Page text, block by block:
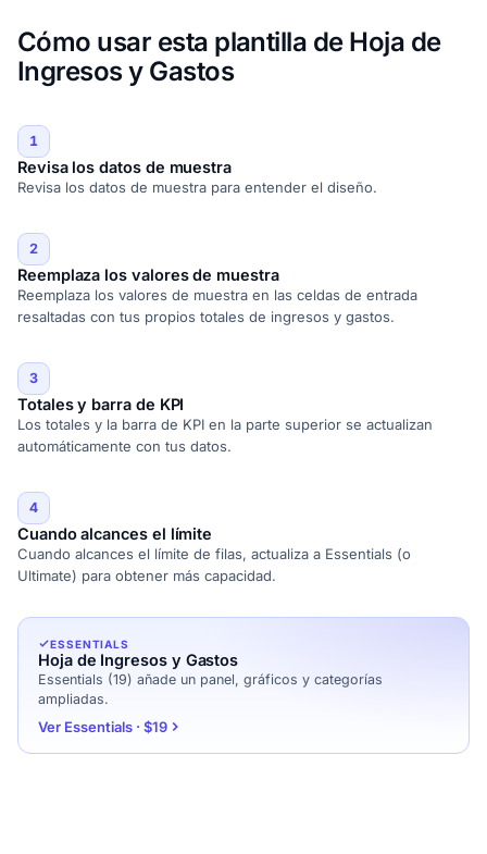
Cómo usar esta plantilla de Hoja de
Ingresos y Gastos
1
Revisa los datos de muestra
Revisa los datos de muestra para entender el diseño.
2
Reemplaza los valores de muestra
Reemplaza los valores de muestra en las celdas de entrada
resaltadas con tus propios totales de ingresos y gastos.
3
Totales y barra de KPI
Los totales y la barra de KPI en la parte superior se actualizan
automáticamente con tus datos.
4
Cuando alcances el límite
Cuando alcances el límite de filas, actualiza a Essentials (o
Ultimate) para obtener más capacidad.
ESSENTIALS
Hoja de Ingresos y Gastos
Essentials (19) añade un panel, gráficos y categorías
ampliadas.
Ver Essentials · $19